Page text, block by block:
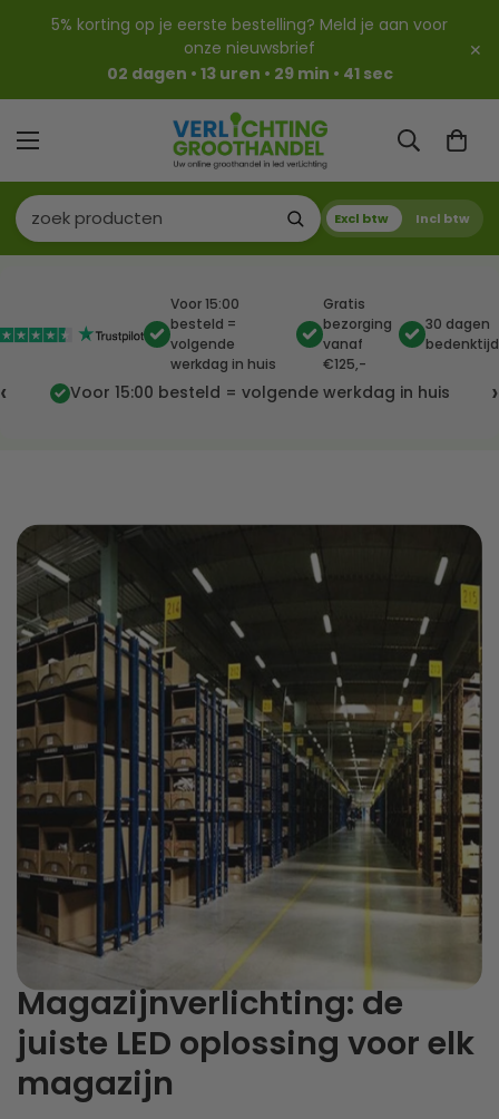
5% korting op je eerste bestelling? Meld je aan voor
onze nieuwsbrief
02 dagen • 13 uren • 29 min • 39 sec
✕
Excl btw Incl btw
Voor 15:00
besteld =
volgende
werkdag in huis
Gratis
bezorging
vanaf
€125,-
30 dagen
bedenktijd
‹ Voor 15:00 besteld = volgende werkdag in huis ›
Magazijnverlichting: de
juiste LED oplossing voor elk
magazijn